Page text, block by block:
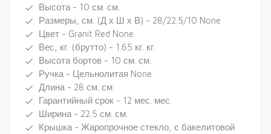
done Высота - 10 см. см.
done Размеры, см. (Д х Ш х В) - 28/22.5/10 None
done Цвет - Granit Red None
done Вес, кг. (брутто) - 1.65 кг. кг.
done Высота бортов - 10 см. см.
done Ручка - Цельнолитая None
done Длина - 28 см. см.
done Гарантийный срок - 12 мес. мес.
done Ширина - 22.5 см. см.
done
Крышка - Жаропрочное стекло, с бакелитовой